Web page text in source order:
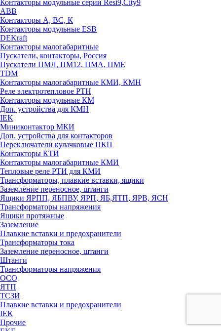
Контакторы модульные серии Resi9,City9
ABB
Контакторы А, ВС, К
Контакторы модульные ESB
DEKraft
Контакторы малогабаритные
Пускатели, контакторы, Россия
Пускатели ПМЛ, ПМ12, ПМА, ПМЕ
TDM
Контакторы малогабаритные КМИ, КМН
Реле электротепловое РТН
Контакторы модульные КМ
Доп. устройства для КМН
IEK
Миниконтактор МКИ
Доп. устройства для контакторов
Переключатели кулачковые ПКП
Контакторы КТИ
Контакторы малогабаритные КМИ
Тепловые реле РTИ для КМИ
Трансформаторы, плавкие вставки, ящики
Заземление переносное, штанги
Ящики ЯРПП, ЯБПВУ, ЯРП, ЯБ,ЯТП, ЯРВ, ЯСН
Трансформаторы напряжения
Ящики протяжные
Заземление
Плавкие вставки и предохранители
Трансформаторы тока
Заземление переносное, штанги
Штанги
Трансформаторы напряжения
ОСО
ЯТП
ТСЗИ
Плавкие вставки и предохранители
IEK
Прочие